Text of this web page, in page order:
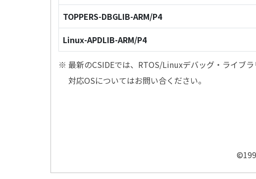
TOPPERS-DBGLIB-ARM/P4
Linux-APDLIB-ARM/P4
※ 最新のCSIDEでは、RTOS/Linuxデバッグ・ライブラ
対応OSについてはお問い合ください。